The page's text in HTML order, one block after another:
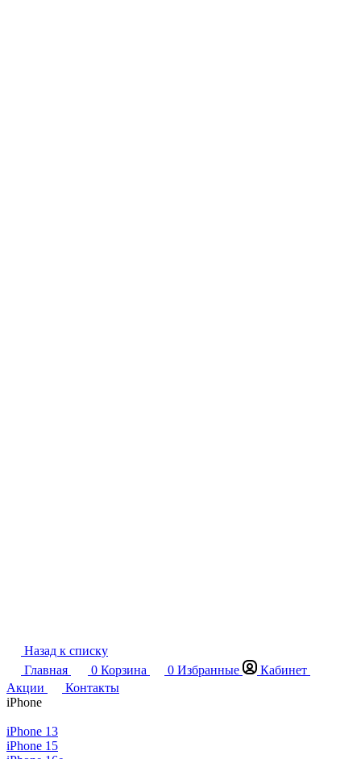
Назад к списку
Главная
0 Корзина 0 Избранные
Кабинет
Акции
Контакты
iPhone
iPhone 13
iPhone 15